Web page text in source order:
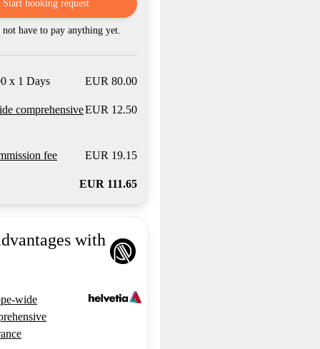
Start booking request
not have to pay anything yet.
x 1 Days EUR 80.00
comprehensiveEUR 12.50
fee EUR 19.15
EUR 111.65
with
wide